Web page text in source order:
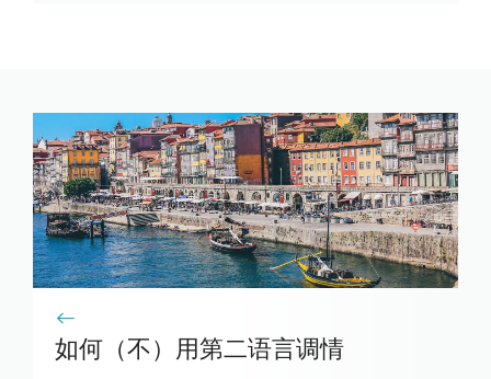
如何（不）用第二语言调情